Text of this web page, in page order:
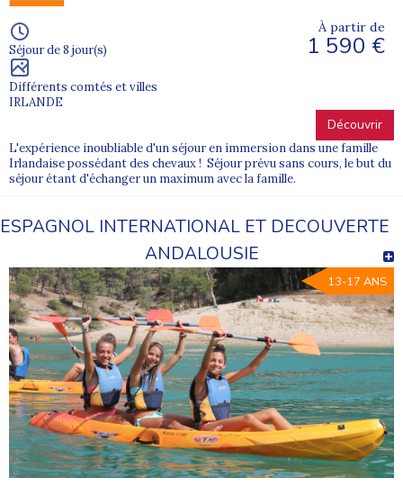
Séjour de 8 jour(s)
Différents comtés et villes
IRLANDE
À partir de
1 590 €
Découvrir
L'expérience inoubliable d'un séjour en immersion dans une famille
Irlandaise possédant des chevaux ! Séjour prévu sans cours, le but du
séjour étant d'échanger un maximum avec la famille.
ESPAGNOL INTERNATIONAL ET DECOUVERTE
ANDALOUSIE
13-17 ANS